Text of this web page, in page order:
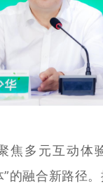
焦多元互动体
的融合新路径